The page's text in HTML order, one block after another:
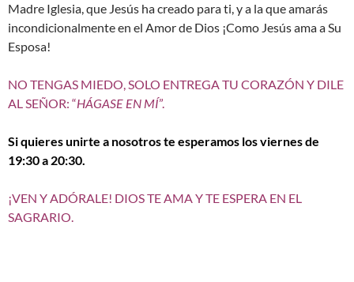
Madre Iglesia, que Jesús ha creado para ti, y a la que amarás
incondicionalmente en el Amor de Dios ¡Como Jesús ama a Su
Esposa!
NO TENGAS MIEDO, SOLO ENTREGA TU CORAZÓN Y DILE
AL SEÑOR: “HÁGASE EN MÍ”.
Si quieres unirte a nosotros te esperamos los viernes de
19:30 a 20:30.
¡VEN Y ADÓRALE! DIOS TE AMA Y TE ESPERA EN EL
SAGRARIO.